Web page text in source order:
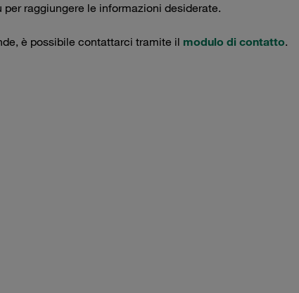
per raggiungere le informazioni desiderate.
è possibile contattarci tramite il modulo di contatto.